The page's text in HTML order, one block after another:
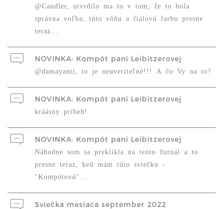
@Candler, utvrdilo ma to v tom, že to bola
správna voľba, túto vôňu a fialovú farbu presne
teraz...
NOVINKA: Kompót pani Leibitzerovej
@damayanti, to je neuveriteľné!!! A čo Vy na to?
NOVINKA: Kompót pani Leibitzerovej
kráásny príbeh!
NOVINKA: Kompót pani Leibitzerovej
Náhodne som sa preklikla na tento žurnál a to
presne teraz, ked mám túto sviečku -
"Kompótovú"...
Sviečka mesiaca september 2022